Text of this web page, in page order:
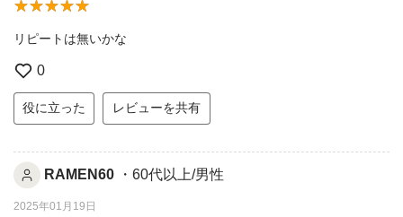
リピートは無いかな
0
役に立った レビューを共有
RAMEN60 ・60代以上/男性
2025年01月19日